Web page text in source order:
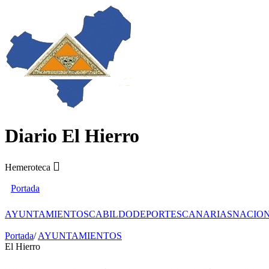
Diario El Hierro
Hemeroteca
Portada
AYUNTAMIENTOSCABILDODEPORTESCANARIAS
Portada/AYUNTAMIENTOS
El Hierro